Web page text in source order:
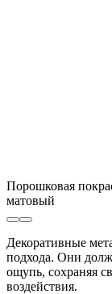
Порошковая
матовый
Декоративные
подхода. Они
ощупь, сохраняя
воздействия.